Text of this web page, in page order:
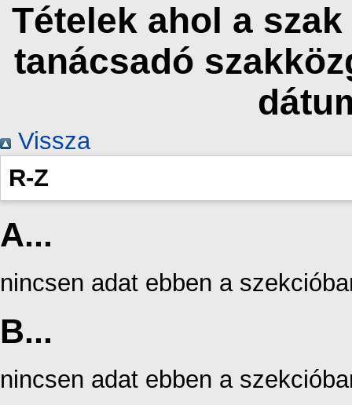
Tételek ahol a
tanácsadó
Vissza
R-Z
A...
nincsen adat ebben a
B...
nincsen adat ebben a